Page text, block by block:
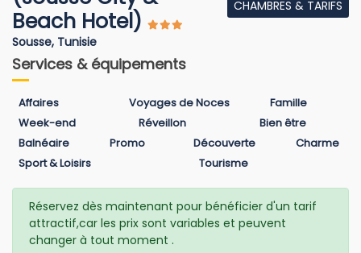
Beach Hotel)
Sousse, Tunisie
CHAMBRES & TARIFS
Services & équipements
Affaires Voyages de Noces
Famille
Week-end
Réveillon
Bien être
Balnéaire
Promo Découverte
Charme
Sport & Loisirs
Tourisme
Réservez dès maintenant pour bénéficier d'un tarif
attractif,car les prix sont variables et peuvent
changer à tout moment .